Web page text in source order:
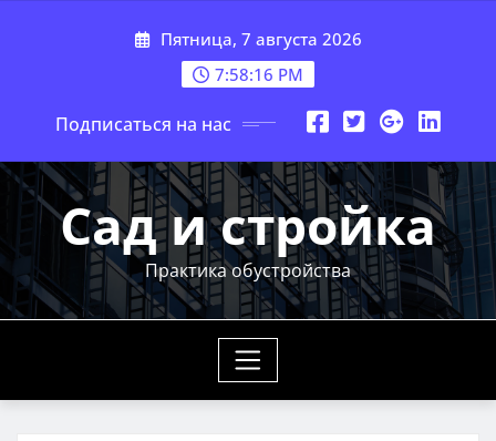
Пятница, 7 августа 2026
7:58:17 PM
Подписаться на нас
Сад и стройка
Практика обустройства